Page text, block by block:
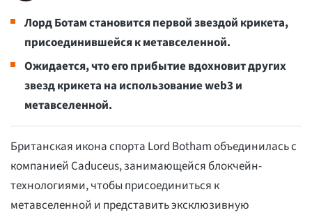
Лорд Ботам становится первой звездой крикета,
присоединившейся к метавселенной.
Ожидается, что его прибытие вдохновит других
звезд крикета на использование web3 и
метавселенной.
Британская икона спорта Lord Botham объединилась с
компанией Caduceus, занимающейся блокчейн-
технологиями, чтобы присоединиться к
метавселенной и представить эксклюзивную